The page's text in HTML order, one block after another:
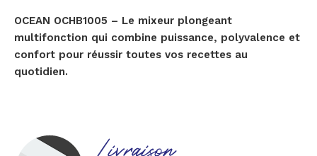
OCEAN OCHB1005 – Le mixeur plongeant
multifonction qui combine puissance, polyvalence et
confort pour réussir toutes vos recettes au
quotidien.